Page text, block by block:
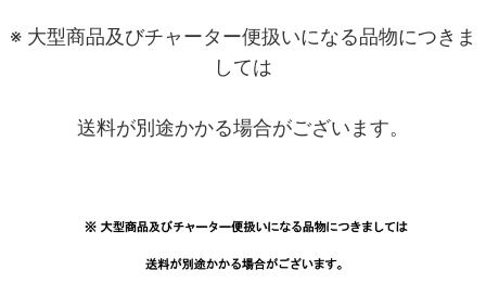
※ 大型商品及びチャーター便扱いになる品物につきま
しては
送料が別途かかる場合がございます。